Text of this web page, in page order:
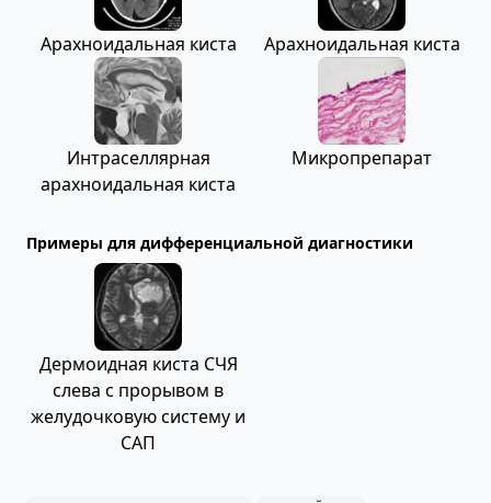
Арахноидальная киста Арахноидальная киста
Интраселлярная
арахноидальная киста
Микропрепарат
Примеры для дифференциальной диагностики
Дермоидная киста СЧЯ
слева с прорывом в
желудочковую систему и
САП